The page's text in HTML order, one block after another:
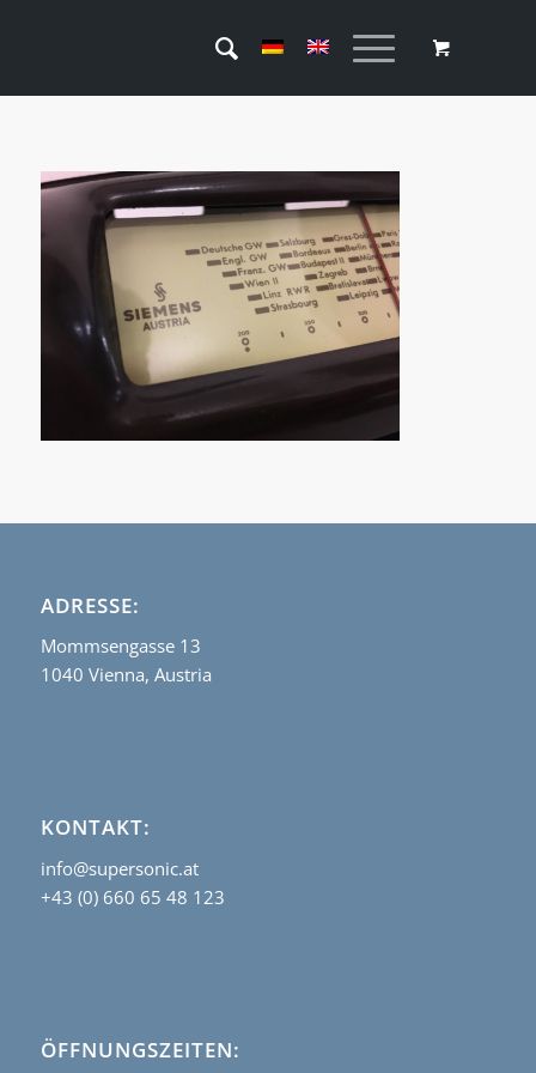
ADRESSE:
Mommsengasse 13
1040 Vienna, Austria
KONTAKT:
info@supersonic.at
+43 (0) 660 65 48 123
ÖFFNUNGSZEITEN: